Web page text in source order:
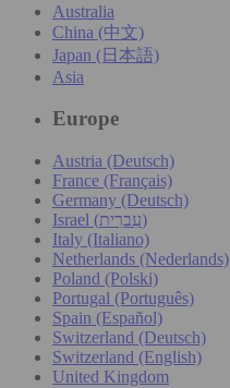
Australia
China (中文)
Japan (日本語)
Asia
Europe
Austria (Deutsch)
France (Français)
Germany (Deutsch)
Israel (עִברִית)
Italy (Italiano)
Netherlands (Nederlands)
Poland (Polski)
Portugal (Português)
Spain (Español)
Switzerland (Deutsch)
Switzerland (English)
United Kingdom